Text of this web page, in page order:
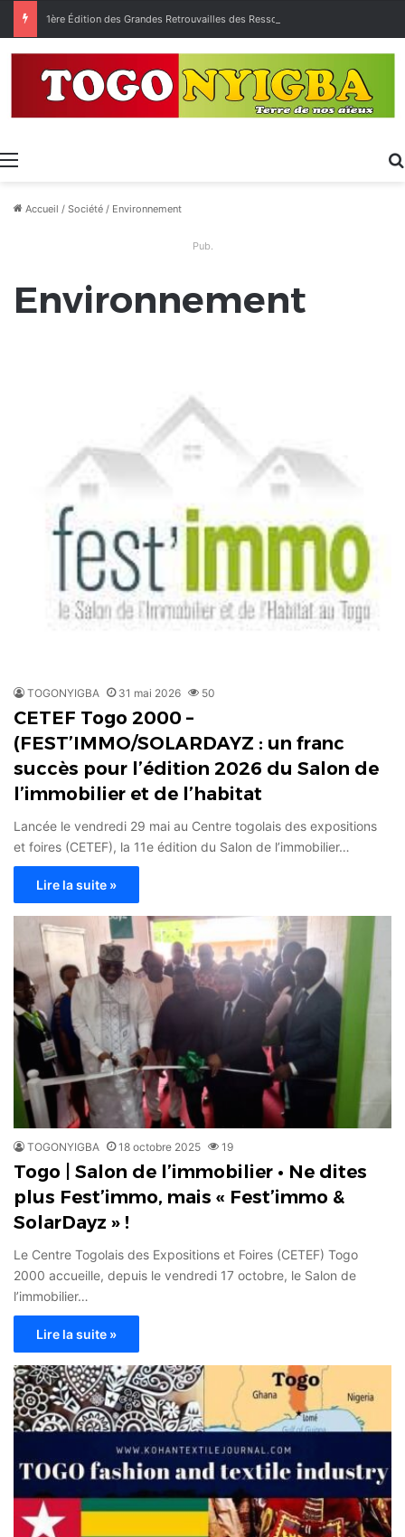
Menu
Accueil / Société / Environnement
Pub.
Environnement
TOGONYIGBA 31 mai 2026 50
CETEF Togo 2000 –
(FEST’IMMO/SOLARDAYZ : un franc
succès pour l’édition 2026 du Salon de
l’immobilier et de l’habitat
Lancée le vendredi 29 mai au Centre togolais des expositions
et foires (CETEF), la 11e édition du Salon de l’immobilier…
Lire la suite »
TOGONYIGBA 18 octobre 2025 19
Togo | Salon de l’immobilier • Ne dites
plus Fest’immo, mais « Fest’immo &
SolarDayz » !
Le Centre Togolais des Expositions et Foires (CETEF) Togo
2000 accueille, depuis le vendredi 17 octobre, le Salon de
l’immobilier…
Lire la suite »